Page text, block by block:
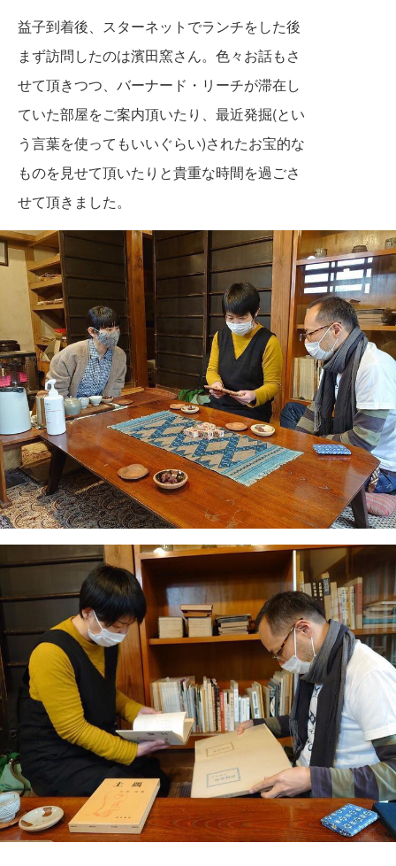
益子到着後、スターネットでランチをした後
まず訪問したのは濱田窯さん。色々お話もさ
せて頂きつつ、バーナード・リーチが滞在し
ていた部屋をご案内頂いたり、最近発掘(とい
う言葉を使ってもいいぐらい)されたお宝的な
ものを見せて頂いたりと貴重な時間を過ごさ
せて頂きました。